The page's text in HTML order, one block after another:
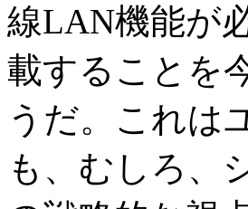
線LAN機能が
載することを
うだ。これは
も、むしろ、